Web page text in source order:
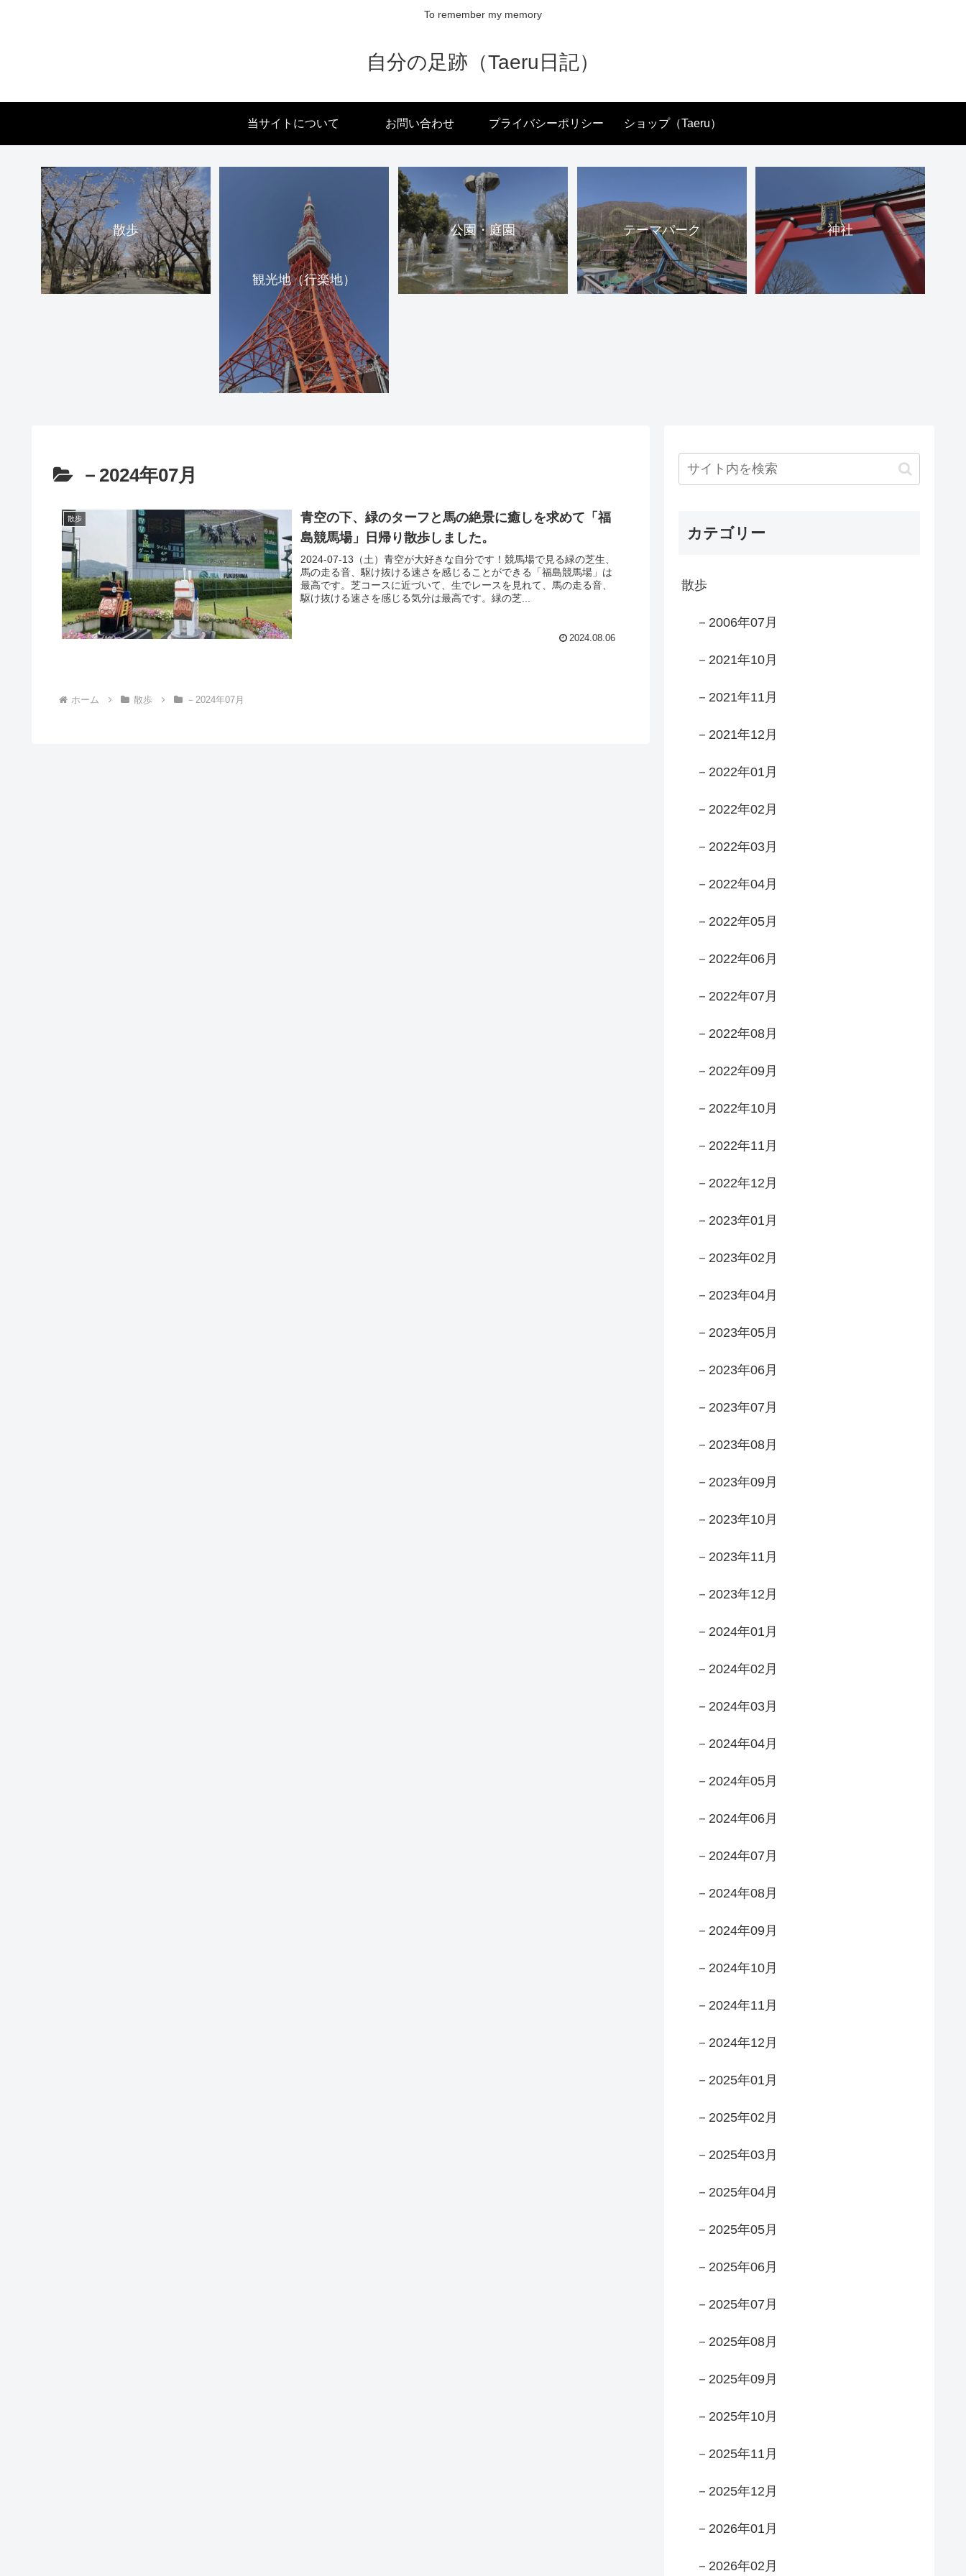
To remember my memory
自分の足跡（Taeru日記）
当サイトについて お問い合わせ プライバシーポリシー ショップ（Taeru）
散歩
観光地（行楽地）
公園・庭園 テーマパーク 神社
－2024年07月
散歩
青空の下、緑のターフと馬の絶景に癒しを求めて「福
島競馬場」日帰り散歩しました。
2024-07-13（土）青空が大好きな自分です！競馬場で見る緑の芝生、
馬の走る音、駆け抜ける速さを感じることができる「福島競馬場」は
最高です。芝コースに近づいて、生でレースを見れて、馬の走る音、
駆け抜ける速さを感じる気分は最高です。緑の芝...
2024.08.06
ホーム 散歩 －2024年07月
カテゴリー
散歩
－2006年07月
－2021年10月
－2021年11月
－2021年12月
－2022年01月
－2022年02月
－2022年03月
－2022年04月
－2022年05月
－2022年06月
－2022年07月
－2022年08月
－2022年09月
－2022年10月
－2022年11月
－2022年12月
－2023年01月
－2023年02月
－2023年04月
－2023年05月
－2023年06月
－2023年07月
－2023年08月
－2023年09月
－2023年10月
－2023年11月
－2023年12月
－2024年01月
－2024年02月
－2024年03月
－2024年04月
－2024年05月
－2024年06月
－2024年07月
－2024年08月
－2024年09月
－2024年10月
－2024年11月
－2024年12月
－2025年01月
－2025年02月
－2025年03月
－2025年04月
－2025年05月
－2025年06月
－2025年07月
－2025年08月
－2025年09月
－2025年10月
－2025年11月
－2025年12月
－2026年01月
－2026年02月